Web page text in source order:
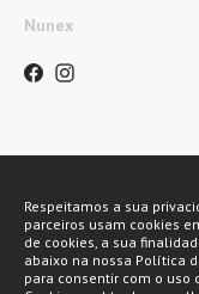
Nunex
Métodos de
Respeitamos a sua
parceiros usam cookies
de cookies, a sua
abaixo na nossa Política
para consentir com o uso